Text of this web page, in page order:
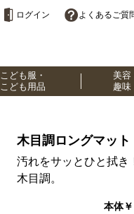
ログイン よくあるご質
こども服・
こども用品
美容
趣味
木目調ロングマット
汚れをサッとひと拭き
木目調。
本体￥